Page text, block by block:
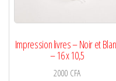
Impression livres – Noir et
– 16 x 10,5
2000 CFA